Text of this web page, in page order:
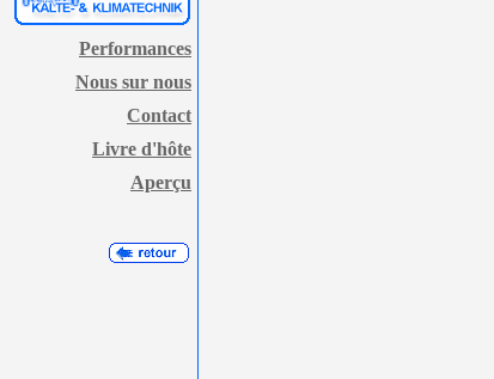
Performances
Nous sur nous
Contact
Livre d'hôte
Aperçu